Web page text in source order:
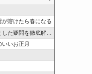
が溶けたら春になる
疑問を徹底解説！
いお正月